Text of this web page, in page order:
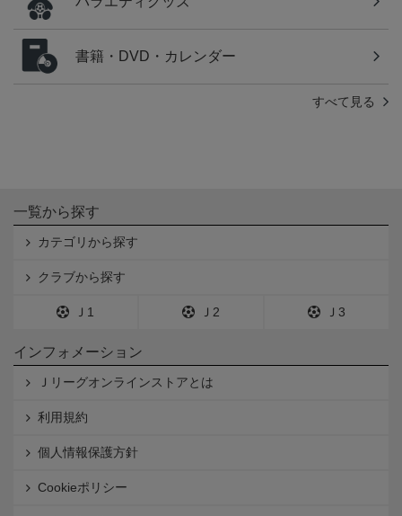
書籍・DVD・カレンダー
すべて見る
一覧から探す
カテゴリから探す
クラブから探す
Ｊ1 Ｊ2 Ｊ3
インフォメーション
Ｊリーグオンラインストアとは
利用規約
個人情報保護方針
Cookieポリシー